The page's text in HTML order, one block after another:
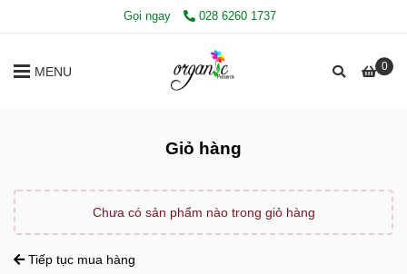
Gọi ngay 028 6260 1737
0
MENU
Giỏ hàng
Chưa có sản phẩm nào trong giỏ hàng
Tiếp tục mua hàng